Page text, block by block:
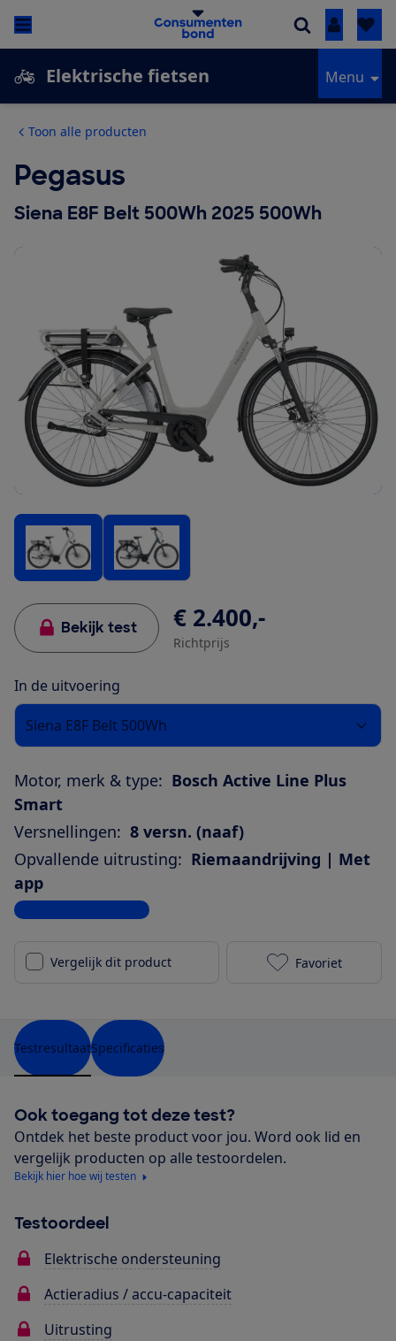
Inloggen
Elektrische fietsen Menu
Toon alle producten
Pegasus
Siena E8F Belt 500Wh 2025 500Wh
Bekijk test € 2.400,-
Richtprijs
In de uitvoering
Siena E8F Belt 500Wh
Motor, merk & type: Bosch Active Line Plus
Smart
Versnellingen: 8 versn. (naaf)
Opvallende uitrusting: Riemaandrijving | Met
app
Bekijk alle specificaties
Vergelijk dit product Pegasus
Favoriet
TestresultaatSpecificaties
Ook toegang tot deze test?
Ontdek het beste product voor jou. Word ook lid en
vergelijk producten op alle testoordelen.
Bekijk hier hoe wij testen
Testoordeel
Elektrische ondersteuning
Actieradius / accu-capaciteit
Uitrusting